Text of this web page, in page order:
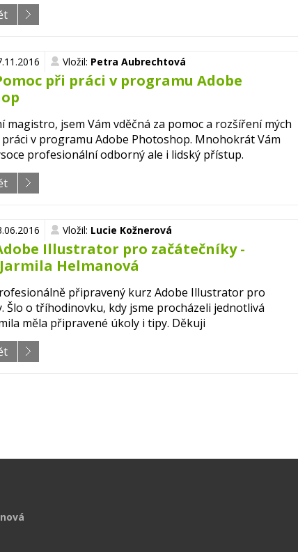
Vložil: Petra Aubrechtová
při práci v programu Adobe
magistro, jsem Vám vděčná za pomoc a rozšíření mých
v programu Adobe Photoshop. Mnohokrát Vám
profesionální odborný ale i lidský přístup.
Vložil: Lucie Kožnerová
Illustrator pro začátečníky -
Helmanová
připravený kurz Adobe Illustrator pro
Šlo o tříhodinovku, kdy jsme procházeli jednotlivá
měla připravené úkoly i tipy. Děkuji